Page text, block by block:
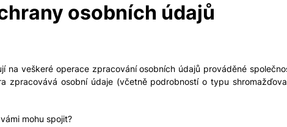
osobních údajů
na veškeré operace zpracování osobních údajů prováděné
zpracovává osobní údaje (včetně podrobností o typu
mohu spojit?